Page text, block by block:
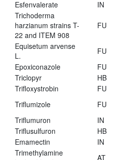
Esfenvalerate
IN
Trichoderma
harzianum strains T-
22 and ITEM 908
FU
Equisetum arvense
L.
FU
Epoxiconazole
FU
Triclopyr
HB
Trifloxystrobin
FU
Triflumizole
FU
Triflumuron
IN
Triflusulfuron
HB
Emamectin
IN
Trimethylamine
AT